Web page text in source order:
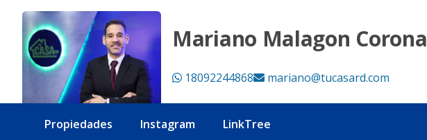
Mariano Malagon Corona
18092244868 mariano@tucasard.com
Propiedades Instagram LinkTree
CASA MINIMALISTA TOTALMENTE NUEVA EN PUERTO PLATA - Tu Casa RD